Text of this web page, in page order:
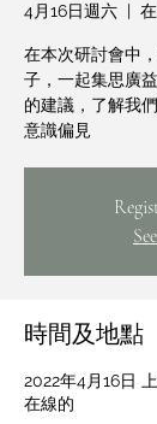
4月16日週六
  |
在本次研討會中
子，一起集思廣
的建議，了解我
意識偏見
時間及地點
2022年4月16日
在線的